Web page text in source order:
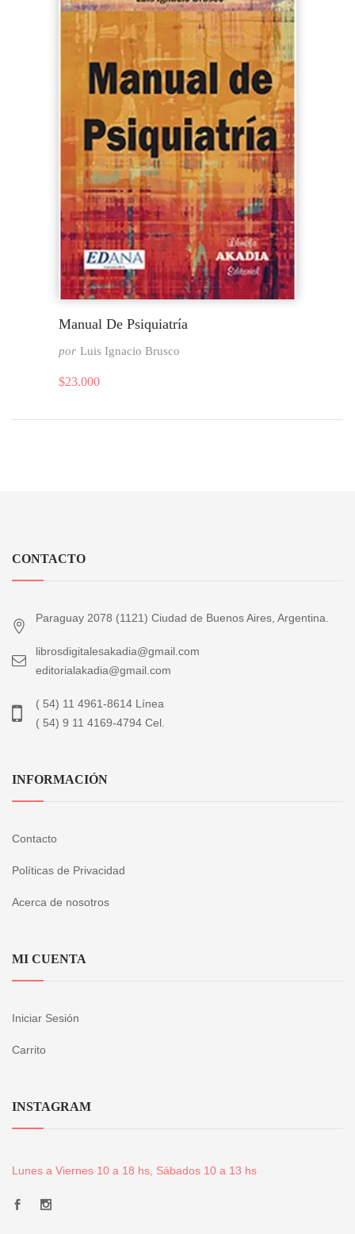
Manual De Psiquiatría
por Luis Ignacio Brusco
$23.000
CONTACTO
Paraguay 2078 (1121) Ciudad de Buenos Aires, Argentina.
librosdigitalesakadia@gmail.com
editorialakadia@gmail.com
( 54) 11 4961-8614 Línea
( 54) 9 11 4169-4794 Cel.
INFORMACIÓN
Contacto
Políticas de Privacidad
Acerca de nosotros
MI CUENTA
Iniciar Sesión
Carrito
INSTAGRAM
Lunes a Viernes 10 a 18 hs, Sábados 10 a 13 hs